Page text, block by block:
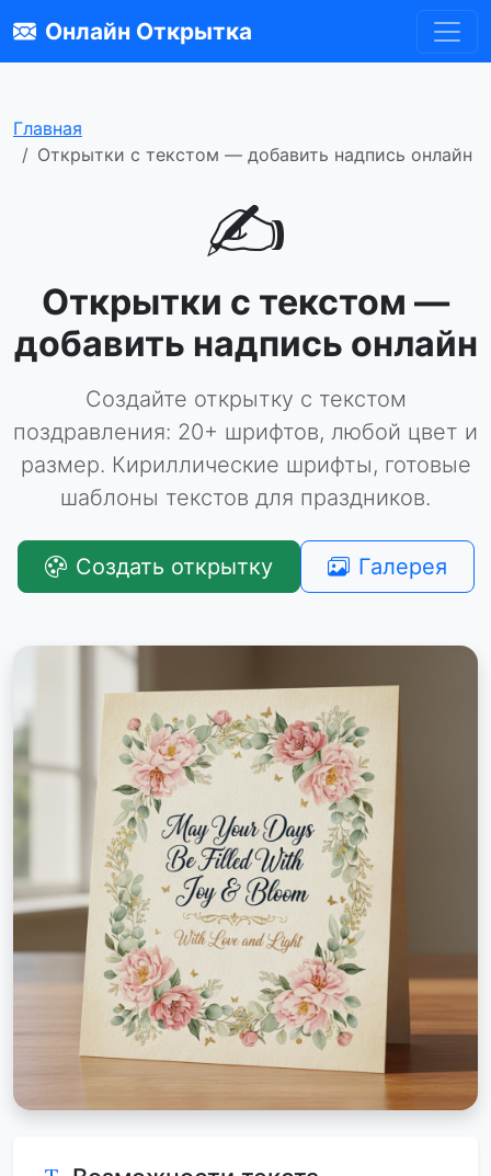
Онлайн Открытка
Главная
Открытки с текстом — добавить надпись онлайн
✍️
Открытки с текстом —
добавить надпись онлайн
Создайте открытку с текстом
поздравления: 20+ шрифтов, любой цвет и
размер. Кириллические шрифты, готовые
шаблоны текстов для праздников.
Создать открытку Галерея